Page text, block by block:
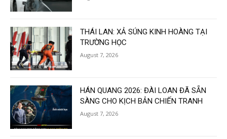
THÁI LAN: XẢ SÚNG KINH HOÀNG TẠI
TRƯỜNG HỌC
August 7, 2026
HÁN QUANG 2026: ĐÀI LOAN ĐÃ SẴN
SÀNG CHO KỊCH BẢN CHIẾN TRANH
August 7, 2026